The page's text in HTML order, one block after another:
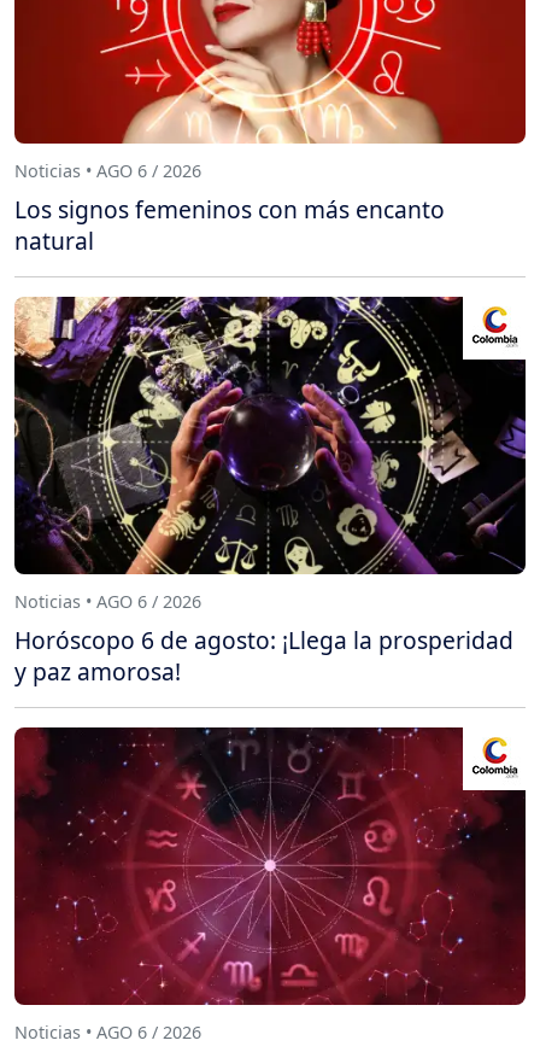
Noticias • AGO 6 / 2026
Los signos femeninos con más encanto
natural
Noticias • AGO 6 / 2026
Horóscopo 6 de agosto: ¡Llega la prosperidad
y paz amorosa!
Noticias • AGO 6 / 2026